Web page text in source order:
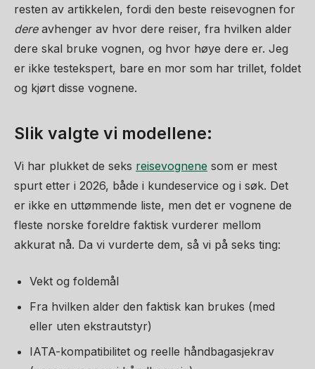
resten av artikkelen, fordi den beste reisevognen for
dereavhenger av hvor dere reiser, fra hvilken alder
dere skal bruke vognen, og hvor høye dere er. Jeg
er ikke testekspert, bare en mor som har trillet, foldet
og kjørt disse vognene.
Slik valgte vi modellene:
Vi har plukket de seks reisevognene som er mest
spurt etter i 2026, både i kundeservice og i søk. Det
er ikke en uttømmende liste, men det er vognene de
fleste norske foreldre faktisk vurderer mellom
akkurat nå. Da vi vurderte dem, så vi på seks ting:
Vekt og foldemål
Fra hvilken alder den faktisk kan brukes (med
eller uten ekstrautstyr)
IATA-kompatibilitet og reelle håndbagasjekrav